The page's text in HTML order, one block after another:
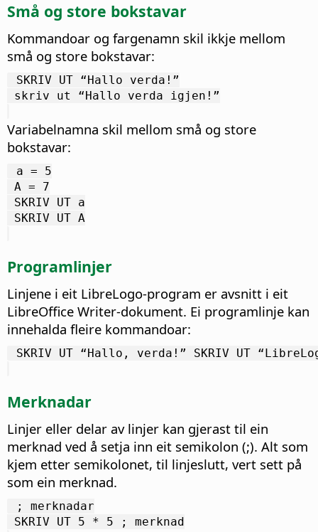
Små og store bokstavar
Kommandoar og fargenamn skil ikkje mellom
små og store bokstavar:
SKRIV UT “Hallo verda!”
skriv ut “Hallo verda igjen!”
Variabelnamna skil mellom små og store
bokstavar:
a = 5
A = 7
SKRIV UT a
SKRIV UT A
Programlinjer
Linjene i eit LibreLogo-program er avsnitt i eit
LibreOffice Writer-dokument. Ei programlinje kan
innehalda fleire kommandoar:
SKRIV UT “Hallo, verda!” SKRIV UT
Merknadar
Linjer eller delar av linjer kan gjerast til ein
merknad ved å setja inn eit semikolon (;). Alt som
kjem etter semikolonet, til linjeslutt, vert sett på
som ein merknad.
; merknadar
SKRIV UT 5 * 5 ; merknad